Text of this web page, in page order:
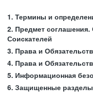
1. Термины и
2. Предмет
Соискателей
3. Права и
4. Права и
5. Информационная
6. Защищенные